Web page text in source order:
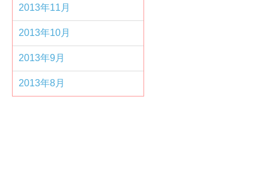
2013年11月
2013年10月
2013年9月
2013年8月